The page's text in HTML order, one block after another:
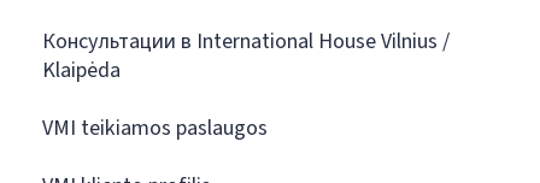
Консультации в International House Vilnius /
Klaipėda
VMI teikiamos paslaugos